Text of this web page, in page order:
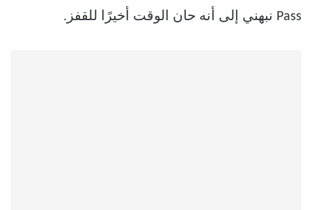
Pass نبهني إلى أنه حان الوقت أخيرًا للقفز.